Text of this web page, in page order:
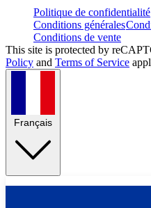
Politique de confidentialité
Conditions générales
Conditions de vente
This site is protected by
Policy and Terms of Service
Français